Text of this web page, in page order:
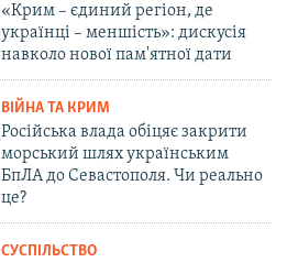
«Крим – єдиний регіон, де
українці – меншість»: дискусія
навколо нової пам'ятної дати
ВІЙНА ТА КРИМ
Російська влада обіцяє закрити
морський шлях українським
БпЛА до Севастополя. Чи реально
це?
СУСПІЛЬСТВО